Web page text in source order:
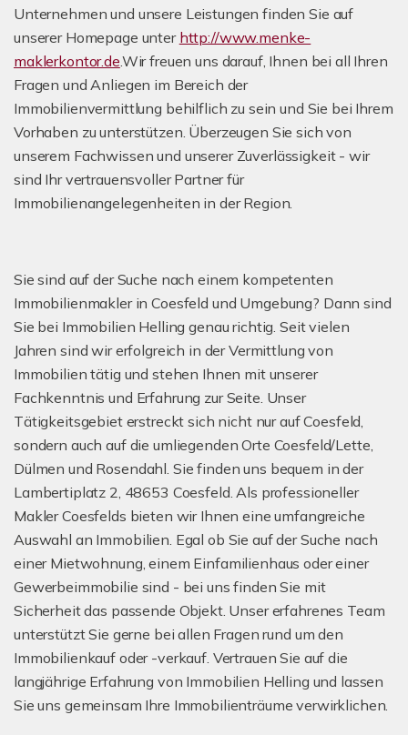
Unternehmen und unsere Leistungen finden Sie auf
unserer Homepage unter http://www.menke-
maklerkontor.de.Wir freuen uns darauf, Ihnen bei all Ihren
Fragen und Anliegen im Bereich der
Immobilienvermittlung behilflich zu sein und Sie bei Ihrem
Vorhaben zu unterstützen. Überzeugen Sie sich von
unserem Fachwissen und unserer Zuverlässigkeit - wir
sind Ihr vertrauensvoller Partner für
Immobilienangelegenheiten in der Region.
Sie sind auf der Suche nach einem kompetenten
Immobilienmakler in Coesfeld und Umgebung? Dann sind
Sie bei Immobilien Helling genau richtig. Seit vielen
Jahren sind wir erfolgreich in der Vermittlung von
Immobilien tätig und stehen Ihnen mit unserer
Fachkenntnis und Erfahrung zur Seite. Unser
Tätigkeitsgebiet erstreckt sich nicht nur auf Coesfeld,
sondern auch auf die umliegenden Orte Coesfeld/Lette,
Dülmen und Rosendahl. Sie finden uns bequem in der
Lambertiplatz 2, 48653 Coesfeld. Als professioneller
Makler Coesfelds bieten wir Ihnen eine umfangreiche
Auswahl an Immobilien. Egal ob Sie auf der Suche nach
einer Mietwohnung, einem Einfamilienhaus oder einer
Gewerbeimmobilie sind - bei uns finden Sie mit
Sicherheit das passende Objekt. Unser erfahrenes Team
unterstützt Sie gerne bei allen Fragen rund um den
Immobilienkauf oder -verkauf. Vertrauen Sie auf die
langjährige Erfahrung von Immobilien Helling und lassen
Sie uns gemeinsam Ihre Immobilienträume verwirklichen.